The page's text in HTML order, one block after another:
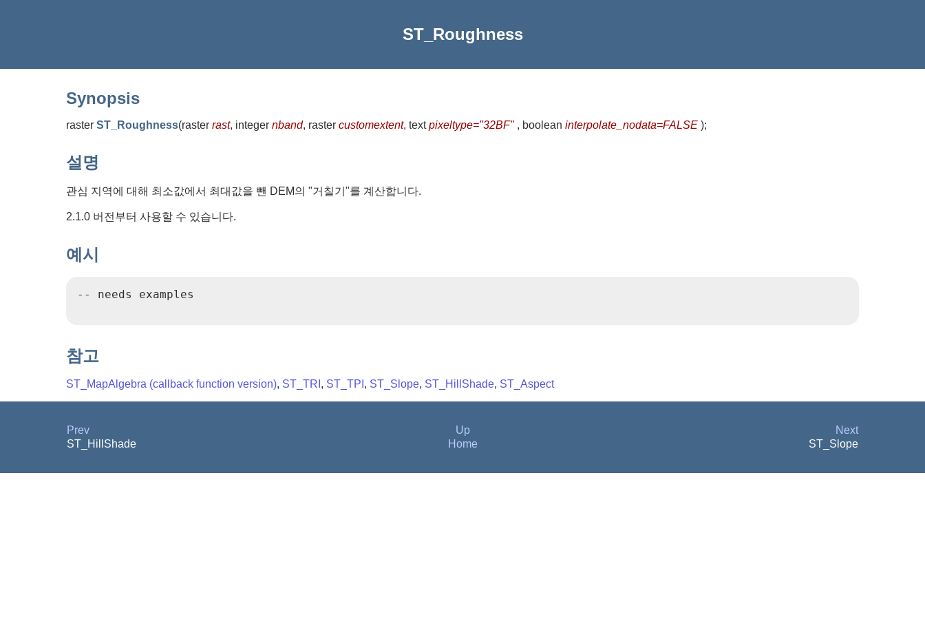
ST_Roughness
Synopsis
raster ST_Roughness(raster rast, integer nband, raster customextent, textpixeltype="32BF", boolean interpolate_nodata=FALSE );
설명
관심 지역에 대해 최소값에서 최대값을 뺀 DEM의 "거칠기"를 계산합니다.
2.1.0 버전부터 사용할 수 있습니다.
예시
-- needs examples
참고
ST_MapAlgebra (callback function version), ST_TRI , ST_TPI , ST_Slope, ST_HillShade, ST_Aspect
Prev Up
Next
ST_HillShade
Home ST_Slope